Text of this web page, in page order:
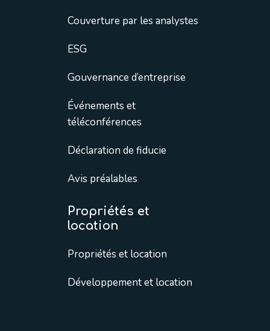
Couverture par les analystes
ESG
Gouvernance d’entreprise
Événements et
téléconférences
Déclaration de fiducie
Avis préalables
Propriétés et
location
Propriétés et location
Développement et location